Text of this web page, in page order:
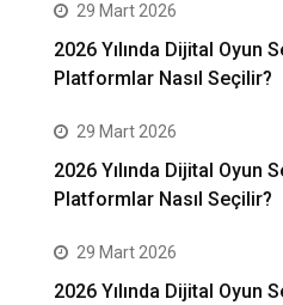
29 Mart 2026
2026 Yılında Dijital Oyun
Platformlar Nasıl Seçilir?
29 Mart 2026
2026 Yılında Dijital Oyun
Platformlar Nasıl Seçilir?
29 Mart 2026
2026 Yılında Dijital Oyun